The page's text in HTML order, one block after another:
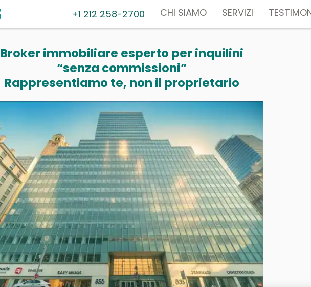
+1 212 258-2700 CHI SIAMO SERVIZI
Broker immobiliare esperto per inquilini
“senza commissioni”
Rappresentiamo te, non il proprietario